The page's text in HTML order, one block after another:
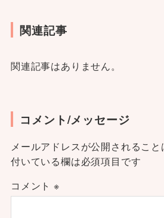
関連記事
関連記事はありません。
コメント/メッセージ
メールアドレスが公開されること
付いている欄は必須項目です
コメント ※